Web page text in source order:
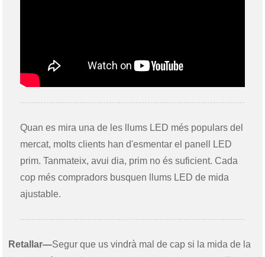
Quan es mira una de les llums LED més populars del
mercat, molts clients han d'esmentar el panell LED
prim. Tanmateix, avui dia, prim no és suficient. Cada
cop més compradors busquen llums LED de mida
ajustable.
Retallar—Segur que us vindrà mal de cap si la mida de la